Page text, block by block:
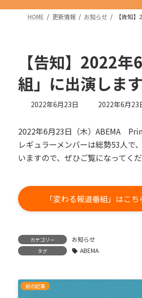
HOME 更新情報 お知らせ 【告知
【告知】2022
組」に出演します
2022年6月23日
最
新
日
時
:
2022年6月23
2022年6月23日（木）ABEMA
レギュラーメンバーは総勢53人で
いますので、ぜひご覧になってくだ
「変わる報道番組」はこち
カテゴリー お知らせ
タグ ABEMA
前の記事